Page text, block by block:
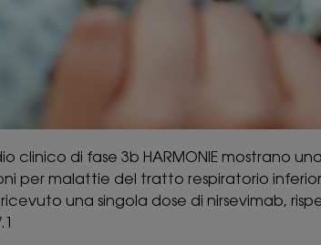
clinico di fase 3b HARMONIE mostrano
per malattie del tratto respiratorio
una singola dose di nirsevimab,